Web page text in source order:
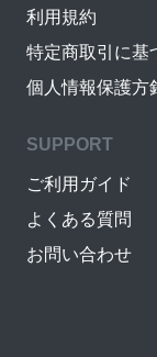
利用規約
特定商取引に基
個人情報保護方
SUPPORT
ご利用ガイド
よくある質問
お問い合わせ